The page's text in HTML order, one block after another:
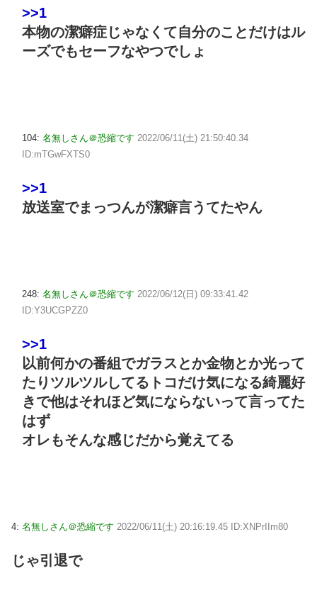
>>1
本物の潔癖症じゃなくて自分のことだけはル
ーズでもセーフなやつでしょ
104: 名無しさん＠恐縮です 2022/06/11(土) 21:50:40.34
ID:mTGwFXTS0
>>1
放送室でまっつんが潔癖言うてたやん
248: 名無しさん＠恐縮です 2022/06/12(日) 09:33:41.42
ID:Y3UCGPZZ0
>>1
以前何かの番組でガラスとか金物とか光って
たりツルツルしてるトコだけ気になる綺麗好
きで他はそれほど気にならないって言ってた
はず
オレもそんな感じだから覚えてる
4: 名無しさん＠恐縮です 2022/06/11(土) 20:16:19.45 ID:XNPrIIm80
じゃ引退で